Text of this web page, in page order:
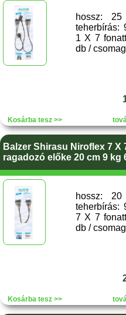
hossz: 25
teherbírás:
1 X 7
db / csomag
Kosárba tesz >>
Balzer Shirasu Niroflex 7 X
ragadozó előke 20 cm 9 kg
hossz: 20
teherbírás:
7 X 7
db / csomag
Kosárba tesz >>